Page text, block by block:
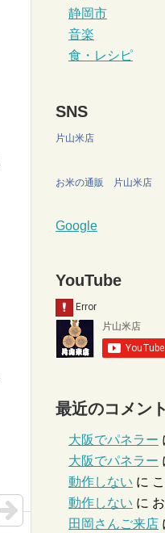
静岡市
音楽
食・レシピ
SNS
片山米店
お米の通販 片山米店
Google
YouTube
最近のコメント
大阪でパネラー
大阪でパネラー
動作しない に
動作しない に
田岡さんご来店